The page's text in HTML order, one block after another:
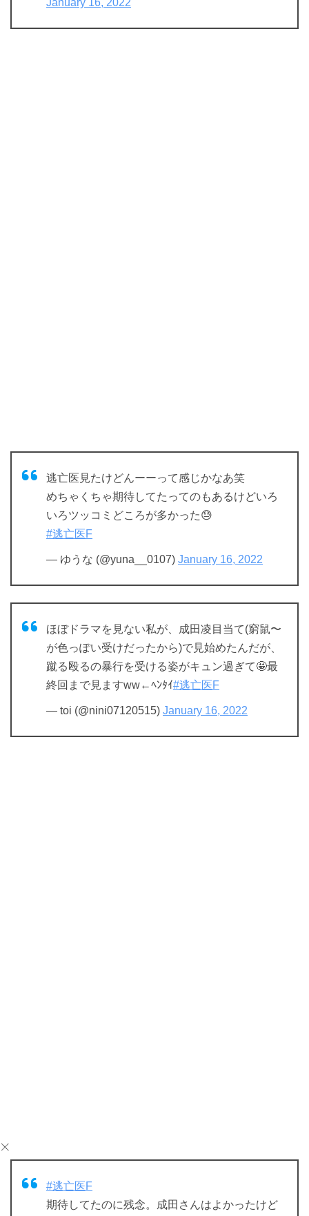
January 16, 2022
逃亡医見たけどんーーって感じかなあ笑
めちゃくちゃ期待してたってのもあるけどいろ
いろツッコミどころが多かった😓
#逃亡医F
— ゆうな (@yuna__0107) January 16, 2022
ほぼドラマを見ない私が、成田凌目当て(窮鼠〜
が色っぽい受けだったから)で見始めたんだが、
蹴る殴るの暴行を受ける姿がキュン過ぎて🤩最
終回まで見ますww←ﾍﾝﾀｲ#逃亡医F
— toi (@nini07120515) January 16, 2022
#逃亡医F
期待してたのに残念。成田さんはよかったけど